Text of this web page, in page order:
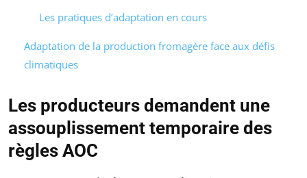
Les pratiques d’adaptation en cours
Adaptation de la production fromagère face aux défis
climatiques
Les producteurs demandent une
assouplissement temporaire des
règles AOC